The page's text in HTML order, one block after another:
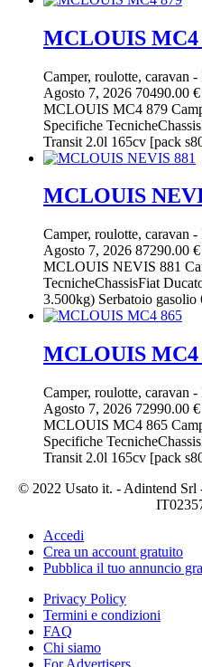
MCLOUIS MC4
Camper, roulotte, caravan -
Agosto 7, 2026 70490.00 €
MCLOUIS MC4 879
Specifiche
Transit 2.0l 165cv [pack
MCLOUIS
Camper, roulotte, caravan -
Agosto 7, 2026 87290.00 €
MCLOUIS NEVIS 881
TecnicheChassisFiat
3.500kg) Serbatoio
MCLOUIS MC4
Camper, roulotte, caravan -
Agosto 7, 2026 72990.00 €
MCLOUIS MC4 865
Specifiche
Transit 2.0l 165cv [pack
© 2022 Usato it. - Adintend Srl
Accedi
Crea un account gratuito
Pubblica il tuo annuncio
Privacy Policy
Termini e condizioni
FAQ
Chi siamo